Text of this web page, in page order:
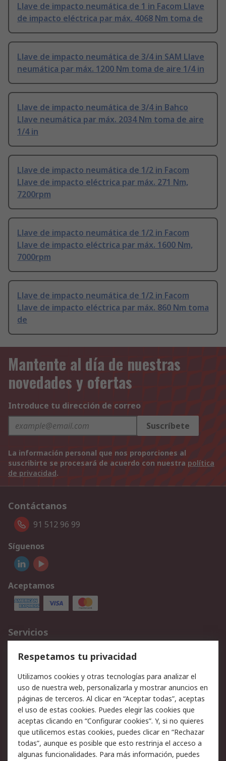
Llave de impacto neumática de 1 in Facom Llave
de impacto eléctrica par máx. 4068 Nm toma de
Llave de impacto neumática de 3/4 in SAM Llave
neumática par máx. 1200 Nm toma de aire 1/4 in
Llave de impacto neumática de 3/4 in Bahco
Llave neumática par máx. 2034 Nm toma de aire
1/4 in
Llave de impacto neumática de 1/2 in Facom
Llave de impacto eléctrica par máx. 271 Nm,
7200rpm
Llave de impacto neumática de 1/2 in Facom
Llave de impacto eléctrica par máx. 1600 Nm,
7000rpm
Llave de impacto neumática de 1/2 in Facom
Llave de impacto eléctrica par máx. 860 Nm toma
de
Mantente al día de nuestras
novedades y ofertas
Introduce tu dirección de correo
Suscríbete
La información personal que nos proporciones al
suscribirte se procesará de acuerdo con nuestra política
de privacidad.
Contáctanos
91 512 96 99
Síguenos
Aceptamos
Servicios
Cómo realizar pedidos
Devoluciones
Facturación y pago
Ofertas
Soporte técnico
Legal
Aviso legal
Política de privacidad -
Actualizada
Política sobre cookies
Seguridad de emails
Respetamos tu privacidad
Utilizamos cookies y otras tecnologías para analizar el
uso de nuestra web, personalizarla y mostrar anuncios en
páginas de terceros. Al clicar en “Aceptar todas”, aceptas
el uso de estas cookies. Puedes elegir las cookies que
aceptas clicando en “Configurar cookies”. Y, si no quieres
que utilicemos estas cookies, puedes clicar en “Rechazar
todas”, aunque es posible que esto restrinja el acceso a
algunas funcionalidades. Para más información, puedes